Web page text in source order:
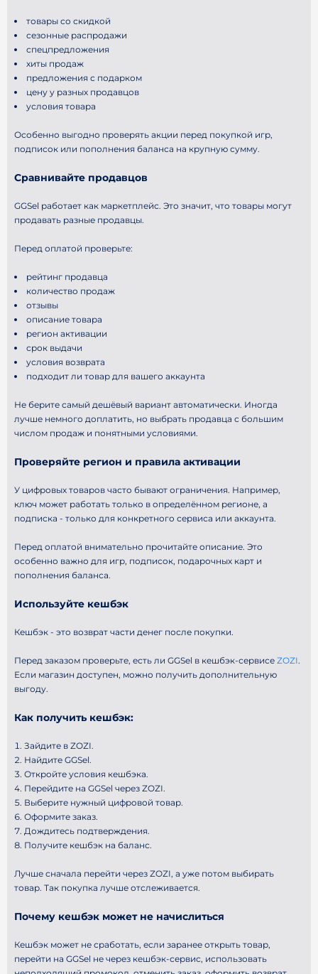
товары со скидкой
сезонные распродажи
спецпредложения
хиты продаж
предложения с подарком
цену у разных продавцов
условия товара
Особенно выгодно проверять акции перед покупкой игр,
подписок или пополнения баланса на крупную сумму.
Сравнивайте продавцов
GGSel работает как маркетплейс. Это значит, что товары могут
продавать разные продавцы.
Перед оплатой проверьте:
рейтинг продавца
количество продаж
отзывы
описание товара
регион активации
срок выдачи
условия возврата
подходит ли товар для вашего аккаунта
Не берите самый дешёвый вариант автоматически. Иногда
лучше немного доплатить, но выбрать продавца с большим
числом продаж и понятными условиями.
Проверяйте регион и правила активации
У цифровых товаров часто бывают ограничения. Например,
ключ может работать только в определённом регионе, а
подписка - только для конкретного сервиса или аккаунта.
Перед оплатой внимательно прочитайте описание. Это
особенно важно для игр, подписок, подарочных карт и
пополнения баланса.
Используйте кешбэк
Кешбэк - это возврат части денег после покупки.
Перед заказом проверьте, есть ли GGSel в кешбэк-сервисе ZOZI.
Если магазин доступен, можно получить дополнительную
выгоду.
Как получить кешбэк:
Зайдите в ZOZI.
Найдите GGSel.
Откройте условия кешбэка.
Перейдите на GGSel через ZOZI.
Выберите нужный цифровой товар.
Оформите заказ.
Дождитесь подтверждения.
Получите кешбэк на баланс.
Лучше сначала перейти через ZOZI, а уже потом выбирать
товар. Так покупка лучше отслеживается.
Почему кешбэк может не начислиться
Кешбэк может не сработать, если заранее открыть товар,
перейти на GGSel не через кешбэк-сервис, использовать